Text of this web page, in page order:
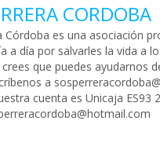
CORDOBA
Córdoba es una asociación
a día por salvarles la vida a
que puedes ayudarnos
a
cuenta es Unicaja ES93